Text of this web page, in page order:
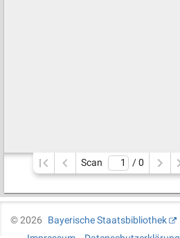
Scan / 0
©2026
Bayerische Staatsbibliothek